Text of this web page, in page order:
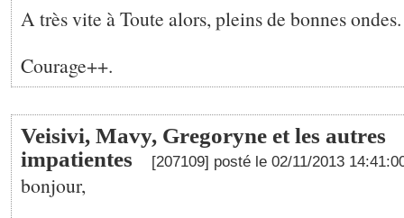
A très vite à Toute alors, pleins de bonnes ondes.
Courage++.
Veisivi, Mavy, Gregoryne et les autres
impatientes
[207109] posté le 02/11/2013
bonjour,